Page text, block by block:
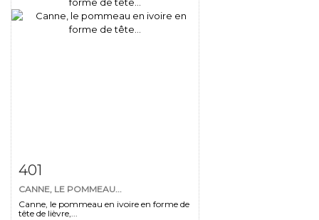
Fiche détaillée
401
CANNE, LE POMMEAU...
Canne, le pommeau en ivoire en forme de
tête de lièvre,...